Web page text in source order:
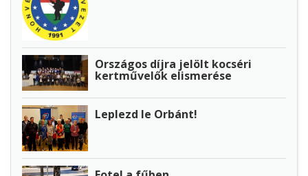
Országos díjra jelölt kocséri
kertművelők elismerése
Leplezd le Orbánt!